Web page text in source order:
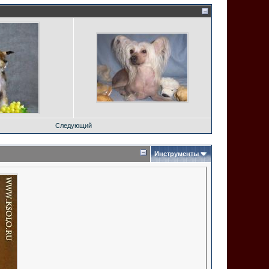
Следующий
Инструменты